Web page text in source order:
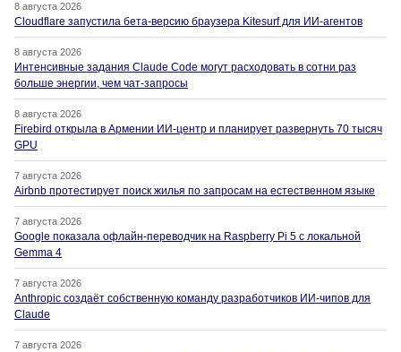
8 августа 2026
Cloudflare запустила бета-версию браузера Kitesurf для ИИ-агентов
8 августа 2026
Интенсивные задания Claude Code могут расходовать в сотни раз
больше энергии, чем чат-запросы
8 августа 2026
Firebird открыла в Армении ИИ-центр и планирует развернуть 70 тысяч
GPU
7 августа 2026
Airbnb протестирует поиск жилья по запросам на естественном языке
7 августа 2026
Google показала офлайн-переводчик на Raspberry Pi 5 с локальной
Gemma 4
7 августа 2026
Anthropic создаёт собственную команду разработчиков ИИ-чипов для
Claude
7 августа 2026